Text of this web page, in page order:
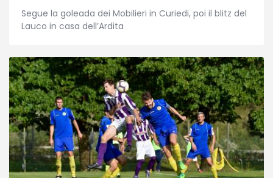
Segue la goleada dei Mobilieri in Curiedi, poi il blitz del
Lauco in casa dell’Ardita